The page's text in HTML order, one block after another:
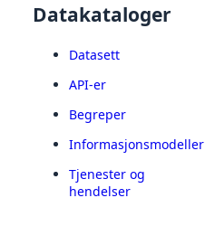
Datakataloger
Datasett
API-er
Begreper
Informasjonsmodeller
Tjenester og
hendelser